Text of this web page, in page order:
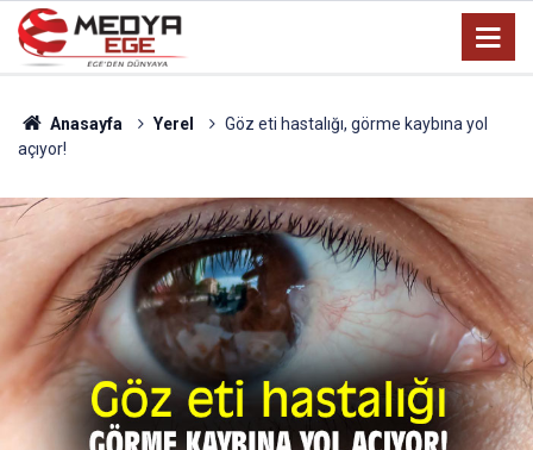
Anasayfa Yerel
Göz eti hastalığı, görme kaybına yol
açıyor!